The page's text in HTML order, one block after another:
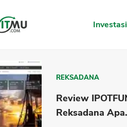
Investasi
REKSADANA
Review
Reksadana